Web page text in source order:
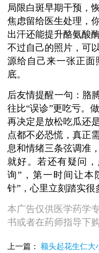
局限白斑早期干预，
焦虑留给医生处理，
出汗还能提升酪氨酸
不过自己的照片，可
源给自己来一张正面
底。
后友情提醒一句：胳
往比“误诊”更吃亏。
再决定是放松吃瓜还
点都不必恐慌，真正
息和情绪三条弦调准
就好。若还有疑问
询”，第一时间让本
针”，心里立刻踏实很
本广告仅供医学药学
书或者在药师指导下
上一篇： 额头起花生仁大